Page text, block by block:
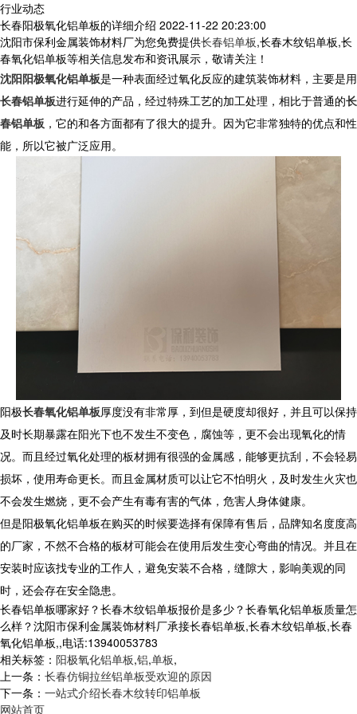
行业动态
长春阳极氧化铝单板的详细介绍 2022-11-22 20:23:00
沈阳市保利金属装饰材料厂为您免费提供长春铝单板,长春木纹铝单板,长
春氧化铝单板等相关信息发布和资讯展示，敬请关注！
沈阳阳极氧化铝单板是一种表面经过氧化反应的建筑装饰材料，主要是用
长春铝单板进行延伸的产品，经过特殊工艺的加工处理，相比于普通的长
春铝单板 ，它的和各方面都有了很大的提升。因为它非常独特的优点和性
能，所以它被广泛应用。
阳极长春氧化铝单板厚度没有非常厚，到但是硬度却很好，并且可以保持
及时长期暴露在阳光下也不发生不变色，腐蚀等，更不会出现氧化的情
况。而且经过氧化处理的板材拥有很强的金属感，能够更抗刮，不会轻易
损坏，使用寿命更长。而且金属材质可以让它不怕明火，及时发生火灾也
不会发生燃烧，更不会产生有毒有害的气体，危害人身体健康。
但是阳极氧化铝单板在购买的时候要选择有保障有售后，品牌知名度度高
的厂家，不然不合格的板材可能会在使用后发生变心弯曲的情况。并且在
安装时应该找专业的工作人，避免安装不合格，缝隙大，影响美观的同
时，还会存在安全隐患。
长春铝单板哪家好？长春木纹铝单板报价是多少？长春氧化铝单板质量怎
么样？沈阳市保利金属装饰材料厂承接长春铝单板,长春木纹铝单板,长春
氧化铝单板,,电话:13940053783
相关标签： 阳极氧化铝单板,铝,单板,
上一条： 长春仿铜拉丝铝单板受欢迎的原因
下一条： 一站式介绍长春木纹转印铝单板
网站首页